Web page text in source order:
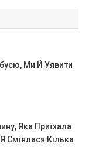
Ми Й Уявити
Яка Приїхала
Сміялася Кілька